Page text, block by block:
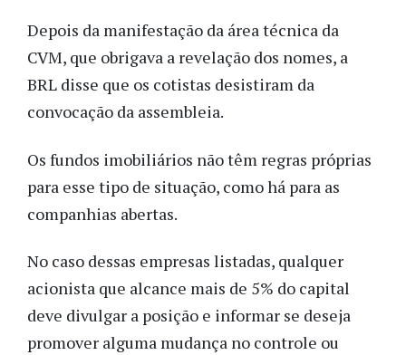
Depois da manifestação da área técnica da
CVM, que obrigava a revelação dos nomes, a
BRL disse que os cotistas desistiram da
convocação da assembleia.
Os fundos imobiliários não têm regras próprias
para esse tipo de situação, como há para as
companhias abertas.
No caso dessas empresas listadas, qualquer
acionista que alcance mais de 5% do capital
deve divulgar a posição e informar se deseja
promover alguma mudança no controle ou